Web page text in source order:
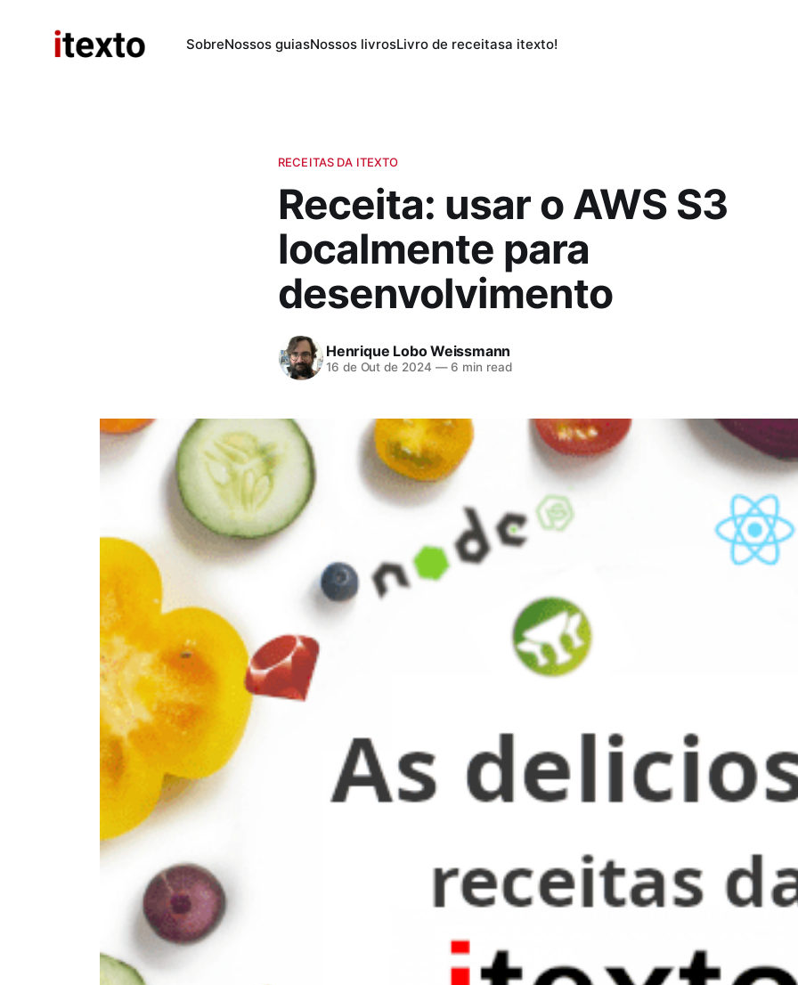
SobreNossos guiasNossos livrosLivro de receitasa itexto!
RECEITAS DA ITEXTO
Receita: usar o AWS S3
localmente para
desenvolvimento
Henrique Lobo Weissmann
16 de Out de 2024 —6 min read